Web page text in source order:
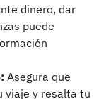
dinero, dar
puede
Asegura que
viaje y resalta tu